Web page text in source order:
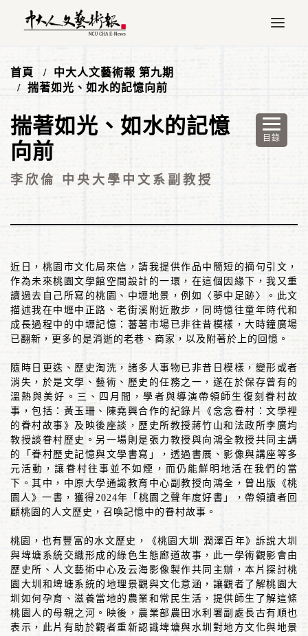
首頁
中大人文藝術報 第九期
揣著如光、如水的記憶向前
揣著如光、如水的記憶
向前
李欣倫 中央大學中文系副教授
近日，桃園市文化局來信，請我提供作品中簡短的摘句引文，
作為未來桃園文學館空間設計的一環，在這個因緣下，我又重
讀過去自己所寫的桃園、中壢地景，例如〈夢中足跡〉。此文
描述我在中壢中正路、老街溪附近散步，同時憶往童年時代和
成長過程中的中壢記憶：蕃薯市場已非往昔模樣，大時鐘廣場
已翻新，更多的是消逝的老巷、商家，以及附著於上的回憶。
隨時日更迭、歷史淘洗，諸多人事物已非昔日模樣，變形或者
消失，於是文學、藝術、歷史的任務之一，遂在於保存曾有的
溫熱與美好。三、四月間，學者與導演帶領師生復刻眷村故
事，包括：黃玉珊、陳堯興合作的紀錄片《念念眷村：文學裡
的眷村故事》及映後座談，歷史所教授蔣竹山和法政所李廣均
教授談眷村歷史。另一場則是張力教授與向鴻全教授共同主講
的「眷村歷史記憶與文學書寫」，透過書展、影像與講座等多
元活動，讓眷村往事並不如煙，而仍能鮮明地活在我們的當
下。其中，中原大學通識教育中心副教授向鴻全，曾出版《桃
園人》一書，獲得2024年「桃園之聲年度好書」，帶領讀者回
顧桃園的人文歷史，召喚記憶中的眷村故事。
桃園，也有豐富的水文歷史，《桃園大圳 潤澤百年》訴說大圳
與埤塘系統交織形成的綠色生態廊道故事，此一學術觀影會由
歷史所、人文藝術中心及云海影像製作共同主辦，本片探討桃
園大圳和埤塘系統的地理景觀與文化意涵，讓觀者了解桃園大
圳如何孕育、滋養當地的農業和常民生活，提供師生了解這條
桃園人的母親之河。映後，農業部農田水利署副處長古有順也
表示，此片有助於觀者重新認識埤塘與水圳對地方文化與地景